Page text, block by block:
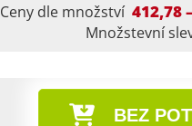
Ceny dle množství 412,78
Množstevní
BEZ